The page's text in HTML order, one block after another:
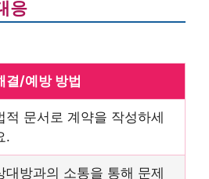
응
결/예방 방법
적 문서로 계약을 작성하세
.
대방과의 소통을 통해 문제